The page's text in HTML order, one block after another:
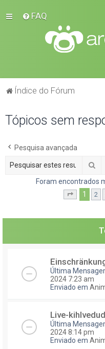
FAQ
Índice do Fórum
Tópicos sem
Pesquisa avançada
Foram encontrados
Página1
1 2
Última
2024 7:23 am
Enviado em
Live-
Última
2024 8:14 pm
Enviado em